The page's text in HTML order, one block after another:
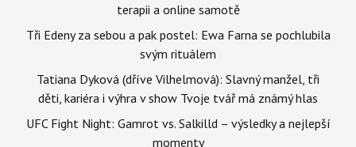
terapii a online samotě
Tři Edeny za sebou a pak postel: Ewa Farna se pochlubila
svým rituálem
Tatiana Dyková (dříve Vilhelmová): Slavný manžel, tři
děti, kariéra i výhra v show Tvoje tvář má známý hlas
UFC Fight Night: Gamrot vs. Salkilld – výsledky a nejlepší
momenty